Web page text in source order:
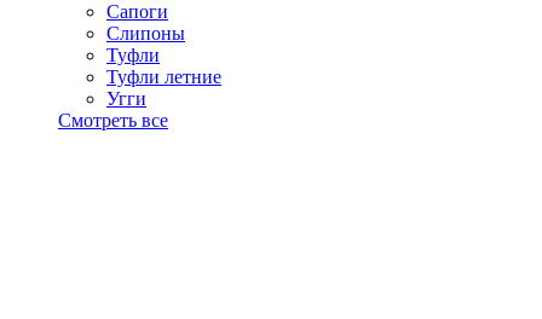
Сапоги
Слипоны
Туфли
Туфли летние
Угги
Смотреть все